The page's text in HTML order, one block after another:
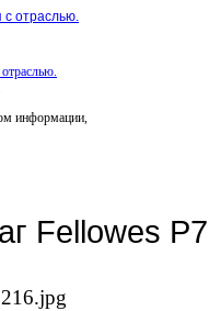
отраслью.
информации,
Fellowes